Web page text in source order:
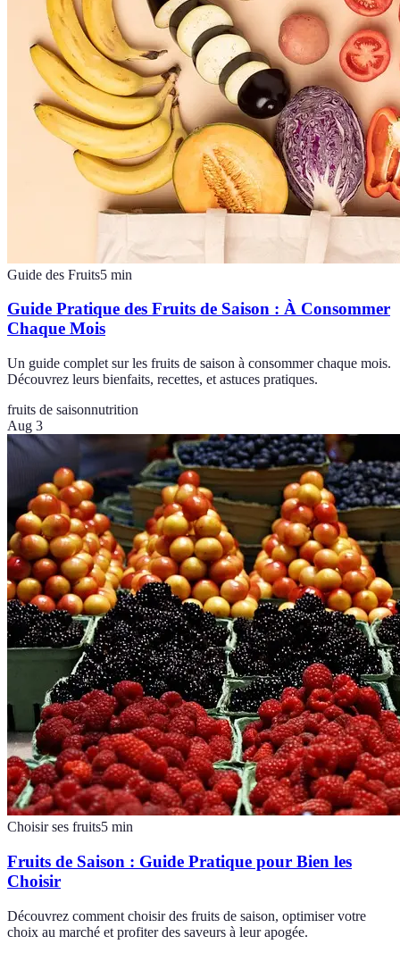
Guide des Fruits5 min
Guide Pratique des Fruits de Saison : À Consommer
Chaque Mois
Un guide complet sur les fruits de saison à consommer chaque mois.
Découvrez leurs bienfaits, recettes, et astuces pratiques.
fruits de saisonnutrition
Aug 3
Choisir ses fruits5 min
Fruits de Saison : Guide Pratique pour Bien les
Choisir
Découvrez comment choisir des fruits de saison, optimiser votre
choix au marché et profiter des saveurs à leur apogée.